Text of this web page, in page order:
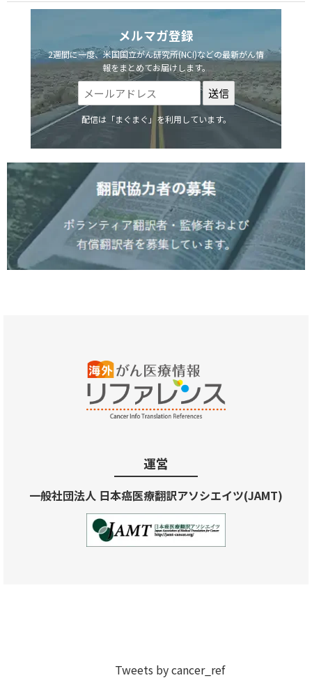
メルマガ登録
2週間に一度、米国国立がん研究所(NCI)などの最新がん情
報をまとめてお届けします。
配信は「まぐまぐ」を利用しています。
運営
一般社団法人 日本癌医療翻訳アソシエイツ(JAMT)
Tweets by cancer_ref